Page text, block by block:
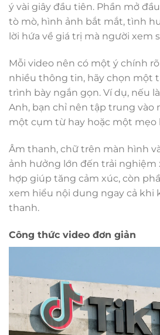
ý vài giây đầu tiên. Phần mở
tò mò, hình ảnh bắt mắt, tình
lời hứa về giá trị mà người xem
Mỗi video nên có một ý chính
nhiều thông tin, hãy chọn một
trình bày ngắn gọn. Ví dụ, nếu
Anh, bạn chỉ nên tập trung vào
một cụm từ hay hoặc một mẹo
Âm thanh, chữ trên màn hình
ảnh hưởng lớn đến trải nghiệm
hợp giúp tăng cảm xúc, còn
xem hiểu nội dung ngay cả khi
thanh.
Công thức video đơn giản